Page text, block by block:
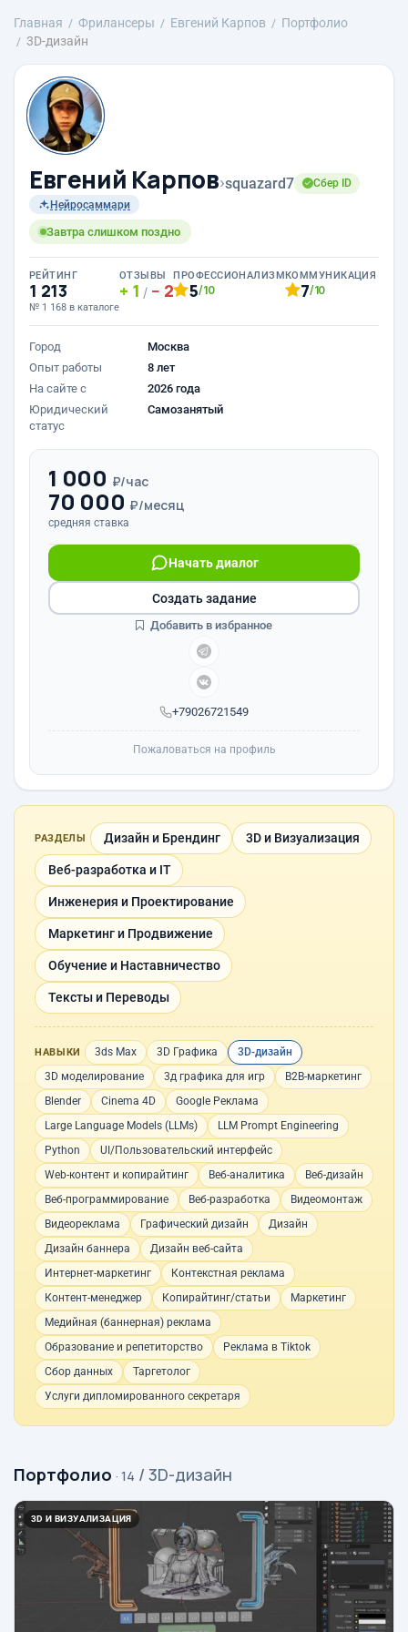
Главная Фрилансеры Евгений Карпов
Портфолио
3D-дизайн
Евгений Карпов›squazard7
Сбер ID
Нейросаммари
Завтра слишком поздно
РЕЙТИНГ
1 213
№ 1 168 в каталоге
ОТЗЫВЫ
1 / 2
ПРОФЕССИОНАЛИЗМ
5/10
КОММУНИКАЦИЯ
7/10
Город
Москва
Опыт работы
8 лет
На сайте с
2026 года
Юридический
статус
Самозанятый
1 000 ₽/час
70 000 ₽/месяц
средняя ставка
+79026721549
Начать диалог
Создать задание
Добавить в избранное
Пожаловаться на профиль
РАЗДЕЛЫ Дизайн и Брендинг 3D и Визуализация
Веб-разработка и IT
Инженерия и Проектирование
Маркетинг и Продвижение
Обучение и Наставничество
Тексты и Переводы
НАВЫКИ 3ds Max 3D Графика
3D-дизайн
3D моделирование
3д графика для игр
B2B-маркетинг
Blender
Cinema 4D
Google Реклама
Large Language Models (LLMs)
LLM Prompt Engineering
Python
UI/Пользовательский интерфейс
Web-контент и копирайтинг
Веб-аналитика
Веб-дизайн
Веб-программирование
Веб-разработка
Видеомонтаж
Видеореклама
Графический дизайн
Дизайн
Дизайн баннера
Дизайн веб-сайта
Интернет-маркетинг
Контекстная реклама
Контент-менеджер
Копирайтинг/статьи
Маркетинг
Медийная (баннерная) реклама
Образование и репетиторство
Реклама в Tiktok
Сбор данных
Таргетолог
Услуги дипломированного секретаря
Портфолио · 14 / 3D-дизайн
3D И ВИЗУАЛИЗАЦИЯ